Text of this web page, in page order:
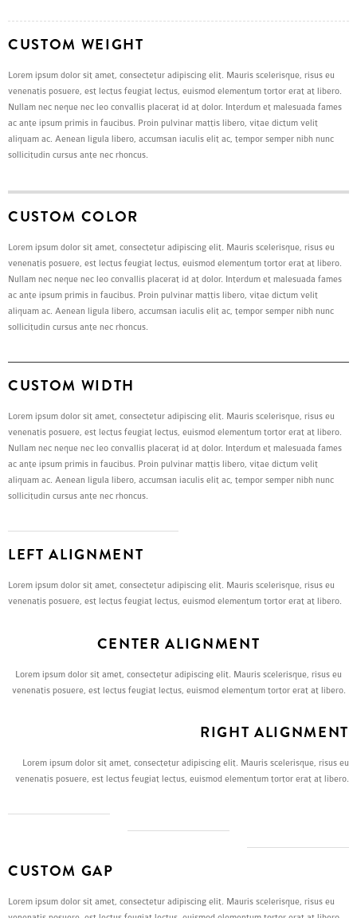
CUSTOM WEIGHT
Lorem ipsum dolor sit amet, consectetur adipiscing elit. Mauris scelerisque, risus eu
venenatis posuere, est lectus feugiat lectus, euismod elementum tortor erat at libero.
Nullam nec neque nec leo convallis placerat id at dolor. Interdum et malesuada fames
ac ante ipsum primis in faucibus. Proin pulvinar mattis libero, vitae dictum velit
aliquam ac. Aenean ligula libero, accumsan iaculis elit ac, tempor semper nibh nunc
sollicitudin cursus ante nec rhoncus.
CUSTOM COLOR
Lorem ipsum dolor sit amet, consectetur adipiscing elit. Mauris scelerisque, risus eu
venenatis posuere, est lectus feugiat lectus, euismod elementum tortor erat at libero.
Nullam nec neque nec leo convallis placerat id at dolor. Interdum et malesuada fames
ac ante ipsum primis in faucibus. Proin pulvinar mattis libero, vitae dictum velit
aliquam ac. Aenean ligula libero, accumsan iaculis elit ac, tempor semper nibh nunc
sollicitudin cursus ante nec rhoncus.
CUSTOM WIDTH
Lorem ipsum dolor sit amet, consectetur adipiscing elit. Mauris scelerisque, risus eu
venenatis posuere, est lectus feugiat lectus, euismod elementum tortor erat at libero.
Nullam nec neque nec leo convallis placerat id at dolor. Interdum et malesuada fames
ac ante ipsum primis in faucibus. Proin pulvinar mattis libero, vitae dictum velit
aliquam ac. Aenean ligula libero, accumsan iaculis elit ac, tempor semper nibh nunc
sollicitudin cursus ante nec rhoncus.
LEFT ALIGNMENT
Lorem ipsum dolor sit amet, consectetur adipiscing elit. Mauris scelerisque, risus eu
venenatis posuere, est lectus feugiat lectus, euismod elementum tortor erat at libero.
CENTER ALIGNMENT
Lorem ipsum dolor sit amet, consectetur adipiscing elit. Mauris scelerisque, risus eu
venenatis posuere, est lectus feugiat lectus, euismod elementum tortor erat at libero.
RIGHT ALIGNMENT
Lorem ipsum dolor sit amet, consectetur adipiscing elit. Mauris scelerisque, risus eu
venenatis posuere, est lectus feugiat lectus, euismod elementum tortor erat at libero.
CUSTOM GAP
Lorem ipsum dolor sit amet, consectetur adipiscing elit. Mauris scelerisque, risus eu